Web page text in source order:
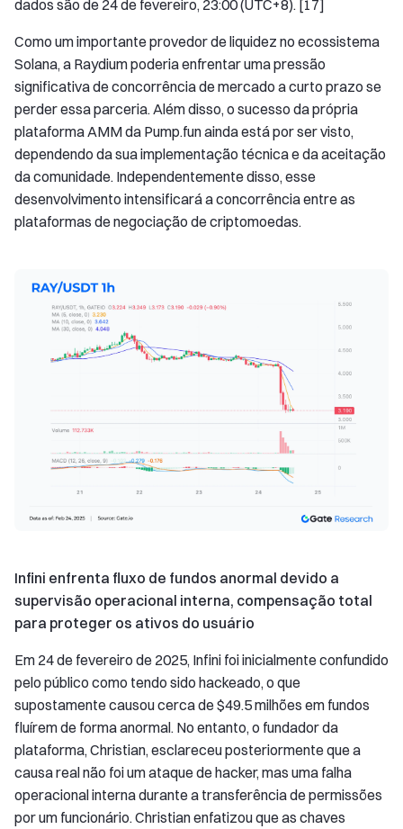
dados são de 24 de fevereiro, 23:00 (UTC+8). [17]
Como um importante provedor de liquidez no ecossistema
Solana, a Raydium poderia enfrentar uma pressão
significativa de concorrência de mercado a curto prazo se
perder essa parceria. Além disso, o sucesso da própria
plataforma AMM da Pump.fun ainda está por ser visto,
dependendo da sua implementação técnica e da aceitação
da comunidade. Independentemente disso, esse
desenvolvimento intensificará a concorrência entre as
plataformas de negociação de criptomoedas.
Infini enfrenta fluxo de fundos anormal devido a
supervisão operacional interna, compensação total
para proteger os ativos do usuário
Em 24 de fevereiro de 2025, Infini foi inicialmente confundido
pelo público como tendo sido hackeado, o que
supostamente causou cerca de $49.5 milhões em fundos
fluírem de forma anormal. No entanto, o fundador da
plataforma, Christian, esclareceu posteriormente que a
causa real não foi um ataque de hacker, mas uma falha
operacional interna durante a transferência de permissões
por um funcionário. Christian enfatizou que as chaves